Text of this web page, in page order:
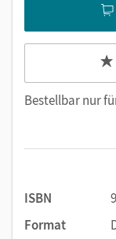
Bestellbar nur
ISBN
Format